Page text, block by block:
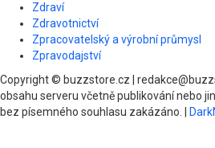
Zdraví
Zdravotnictví
Zpracovatelský a výrobní průmysl
Zpravodajství
Copyright © buzzstore.cz |
obsahu serveru včetně publikování nebo
bez písemného souhlasu zakázáno.